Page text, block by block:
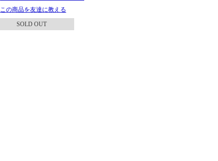
この商品を友達に教える
SOLD OUT